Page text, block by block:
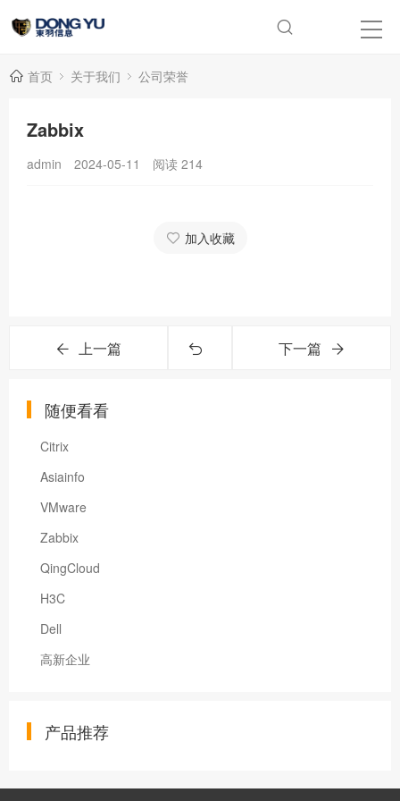
首页 关于我们 公司荣誉
Zabbix
admin 2024-05-11 阅读 214
加入收藏
上一篇 下一篇
随便看看
Citrix
Asiainfo
VMware
Zabbix
QingCloud
H3C
Dell
高新企业
产品推荐